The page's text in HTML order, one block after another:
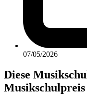
07/05/2026
Diese